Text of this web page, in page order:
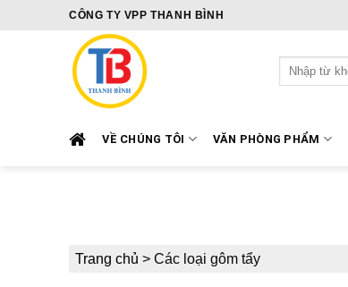
CÔNG TY VPP THANH BÌNH
Tìm
kiếm:
VỀ CHÚNG TÔI VĂN PHÒNG PHẨM
Trang chủ > Các loại gôm tẩy